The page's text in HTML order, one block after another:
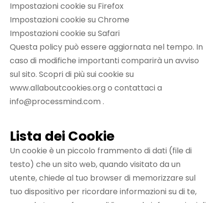
Impostazioni cookie su Firefox
Impostazioni cookie su Chrome
Impostazioni cookie su Safari
Questa policy può essere aggiornata nel tempo. In
caso di modifiche importanti comparirà un avviso
sul sito. Scopri di più sui cookie su
www.allaboutcookies.org o contattaci a
info@processmind.com .
Lista dei Cookie
Un cookie è un piccolo frammento di dati (file di
testo) che un sito web, quando visitato da un
utente, chiede al tuo browser di memorizzare sul
tuo dispositivo per ricordare informazioni su di te,